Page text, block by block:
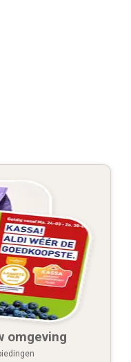
omgeving